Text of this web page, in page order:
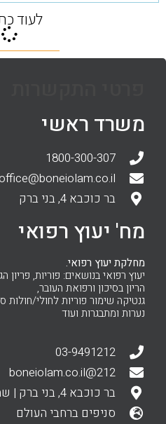
לעוד
משרד ראשי
1800-300-307
בר כוכבא 4, בני ברק
מח' יעוץ רפואי
מחלקת יעוץ רפואי.
יעוץ רפואי בנושאים: פוריות, פריון
הריון בסיכון ורפואת העובר,
גנטיקה שימור פוריות לחולי/חולות
נערות ומתבגרות ועוד
03-9491212
212@boneiolam.co.il
בר כוכבא 4, בני ברק | שמגר 5, ירושלים
סניפים ברחבי העולם